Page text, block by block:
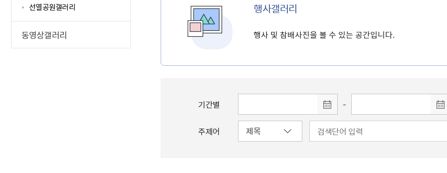
선열공원갤러리
동영상갤러리
행사갤러리
행사 및 참배사진을 볼 수 있는 공간입니다.
기간별 -
주제어